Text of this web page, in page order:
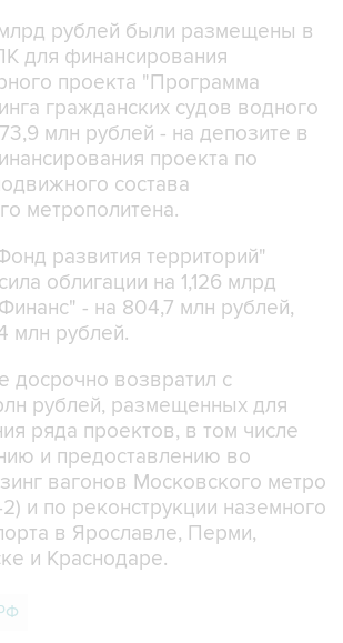
рублей были размещены в
для финансирования
проекта "Программа
гражданских судов водного
млн рублей - на депозите в
проекта по
состава
метрополитена.
развития территорий"
облигации на 1,126 млрд
- на 804,7 млн рублей,
млн рублей.
возвратил с
рублей, размещенных для
ряда проектов, в том числе
и предоставлению во
вагонов Московского метро
и по реконструкции наземного
в Ярославле, Перми,
и Краснодаре.